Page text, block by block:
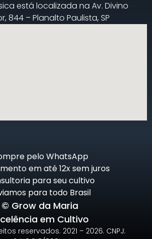
está localizada na Av. Divino
844 – Planalto Paulista, SP
pelo WhatsApp
em até 12x sem juros
para seu cultivo
para todo Brasil
© Grow da Maria
em Cultivo
reservados. 2021 – 2026. CNPJ: